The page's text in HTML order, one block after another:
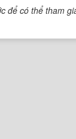
để có thể tham